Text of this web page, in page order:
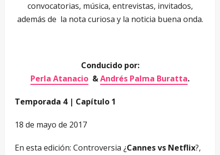
convocatorias, música, entrevistas, invitados,
además de la nota curiosa y la noticia buena onda.
Conducido por:
Perla Atanacio &Andrés Palma Buratta.
Temporada 4 | Capítulo 1
18 de mayo de 2017
En esta edición: Controversia ¿Cannes vs Netflix?,